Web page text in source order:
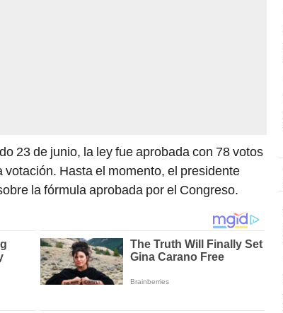
23 de junio, la ley fue aprobada con 78 votos
Hasta el momento, el presidente
la fórmula aprobada por el Congreso.